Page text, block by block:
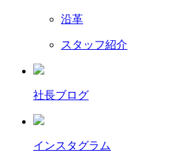
沿革
スタッフ紹介
社長ブログ
インスタグラム